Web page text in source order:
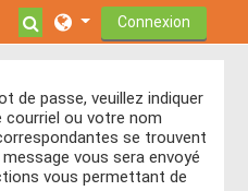
Activer/désactiver la
Connexion
de passe, veuillez indiquer
ou votre nom
se trouvent
vous sera envoyé
vous permettant de